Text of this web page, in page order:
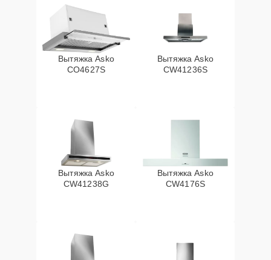
Вытяжка Asko
CO4627S
Вытяжка Asko
CW41236S
Вытяжка Asko
CW41238G
Вытяжка Asko
CW4176S